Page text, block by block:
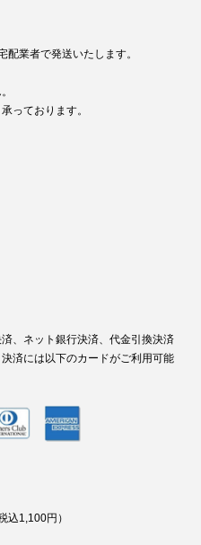
配業者で発送いたします。
っております。
、ネット銀行決済、代金引換決済
済には以下のカードがご利用可能
込1,100円）